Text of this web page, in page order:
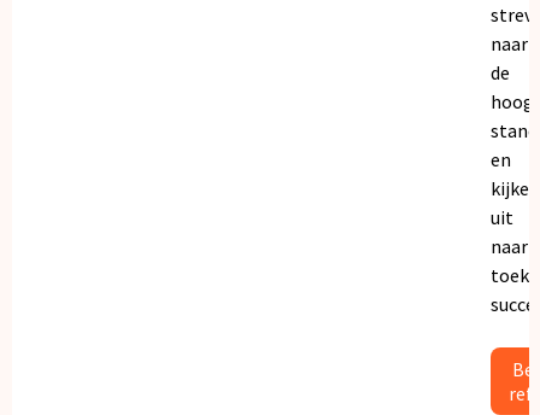
naar
de
en
kijken
uit
naar